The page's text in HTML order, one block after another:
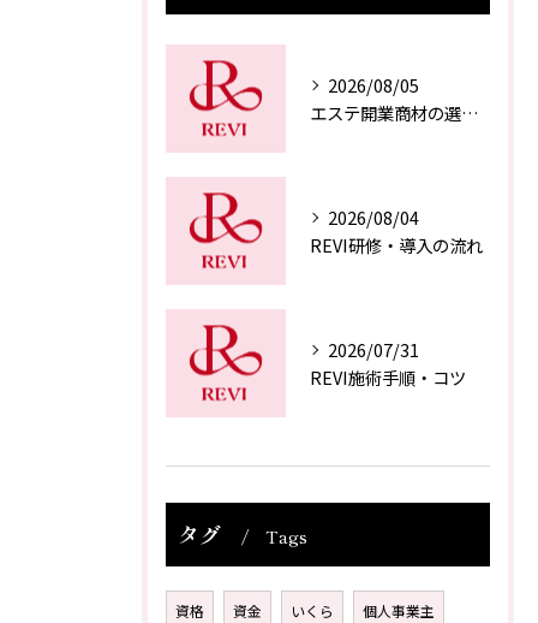
2026/08/05
エステ開業商材の選び方
2026/08/04
REVI研修・導入の流れ
2026/07/31
REVI施術手順・コツ
タグ Tags
資格 資金 いくら 個人事業主